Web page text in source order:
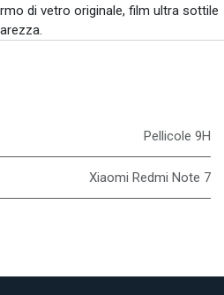
di vetro originale, film ultra sottile
Pellicole 9H
Xiaomi Redmi Note 7